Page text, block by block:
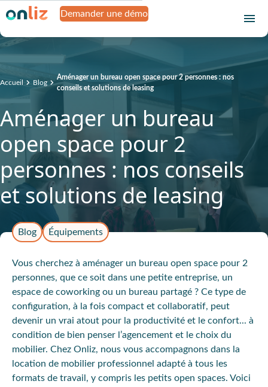
Demander une démo
Accueil Blog
Aménager un bureau open space pour 2 personnes : nos
conseils et solutions de leasing
Aménager un bureau
open space pour 2
personnes : nos conseils
et solutions de leasing
Blog Équipements
Vous cherchez à aménager un bureau open space pour 2
personnes, que ce soit dans une petite entreprise, un
espace de coworking ou un bureau partagé ? Ce type de
configuration, à la fois compact et collaboratif, peut
devenir un vrai atout pour la productivité et le confort... à
condition de bien penser l’agencement et le choix du
mobilier. Chez Onliz, nous vous accompagnons dans la
location de mobilier professionnel adapté à tous les
formats de travail, y compris les petits open spaces. Voici